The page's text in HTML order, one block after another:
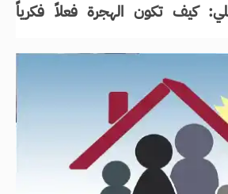
كيف تكون الهجرة فعلاً فكرياً